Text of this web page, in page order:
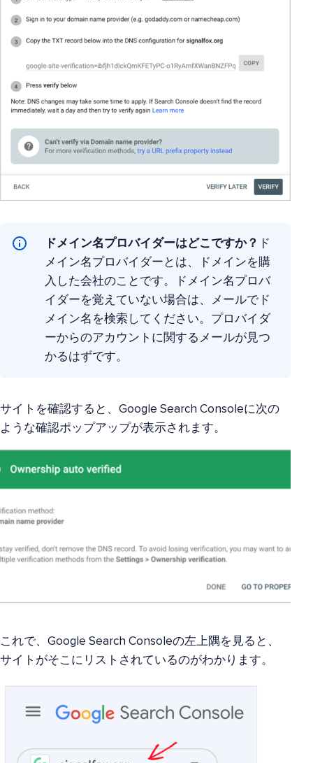
ドメイン名プロバイダーはどこですか？
ド
メイン名プロバイダーとは、ドメインを購
入した会社のことです。ドメイン名プロバ
イダーを覚えていない場合は、メールでド
メイン名を検索してください。プロバイダ
ーからのアカウントに関するメールが見つ
かるはずです。
サイトを確認すると、Google Search Consoleに次の
ような確認ポップアップが表示されます。
これで、Google Search Consoleの左上隅を見ると、
サイトがそこにリストされているのがわかります。